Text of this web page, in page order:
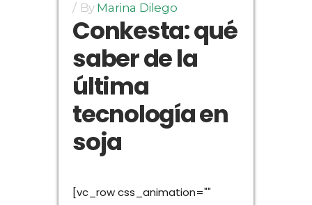
By Marina Dilego
Conkesta: qué
saber de la
última
tecnología en
soja
[vc_row css_animation=""